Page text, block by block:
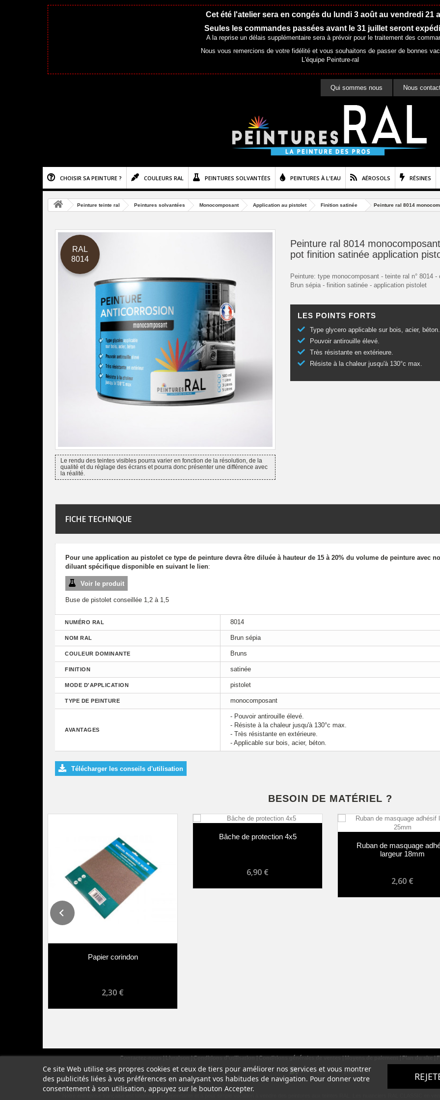
Cet été l'atelier sera en congés du lundi 3 août au vendredi 21
Seules les commandes passées avant le 31 juillet seront
A la reprise un délais supplémentaire sera à prévoir pour le traitement des
Nous vous remercions de votre fidélité et vous souhaitons de passer de bonnes
L'équipe Peinture-ral
Nous
Qui sommes nous
CHOISIR SA PEINTURE ? COULEURS RAL PEINTURES SOLVANTÉES PEINTURES À L'EAU AÉROSOLS RÉSINES
Peinture teinte ral Peintures solvantées Monocomposant Application au pistolet Finition satinée Peinture ral 8014
RAL
8014
Le rendu des teintes visibles pourra varier en fonction de la résolution, de la
qualité et du réglage des écrans et pourra donc présenter une différence avec
la réalité.
Peinture ral 8014
pot finition satinée application
Peinture: type monocomposant - teinte ral n° 8014 -
Brun sépia - finition satinée - application pistolet
LES POINTS FORTS
Type glycero applicable sur bois, acier, béton.
Pouvoir antirouille élevé.
Très résistante en extérieure.
Résiste à la chaleur jusqu'à 130°c max.
FICHE TECHNIQUE
Pour une application au pistolet ce type de peinture devra être diluée à hauteur de 15 à 20% du volume de peinture avec
diluant spécifique disponible en suivant le lien:
Voir le produit
Buse de pistolet conseillée 1,2 à 1,5
NUMÉRO RAL 8014
NOM RAL Brun sépia
COULEUR DOMINANTE Bruns
FINITION satinée
MODE D'APPLICATION pistolet
TYPE DE PEINTURE monocomposant
AVANTAGES
- Pouvoir antirouille élevé.
- Résiste à la chaleur jusqu'à 130°c max.
- Très résistante en extérieure.
- Applicable sur bois, acier, béton.
Télécharger les conseils d'utilisation
BESOIN DE MATÉRIEL ?
Papier corindon
2,30 €
Bâche de protection 4x5
6,90 €
Ruban de masquage
largeur 18mm
2,60 €
Contactez-nous Livraison Conditions d'utilisation Conditions générales de ventes Moyens de paiement Plan du site
Ce site Web utilise ses propres cookies et ceux de tiers pour améliorer nos services et vous montrer
des publicités liées à vos préférences en analysant vos habitudes de navigation. Pour donner votre
consentement à son utilisation, appuyez sur le bouton Accepter.